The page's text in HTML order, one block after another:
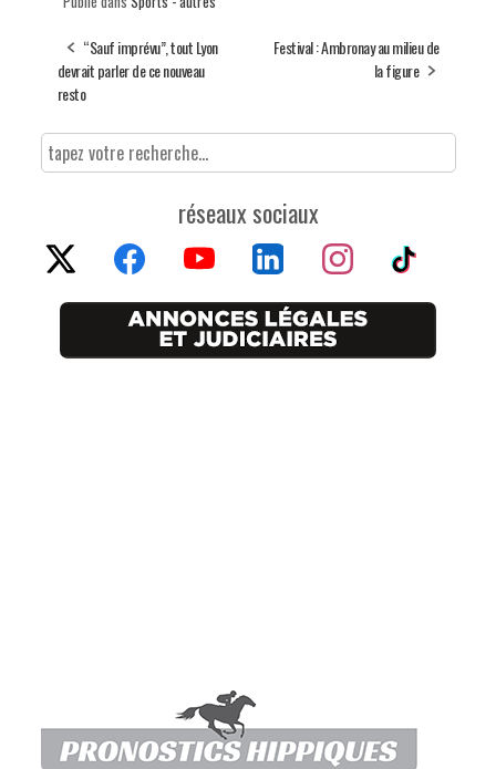
“Sauf imprévu”, tout Lyon
devrait parler de ce nouveau
resto
Festival : Ambronay au milieu de
la figure
réseaux sociaux